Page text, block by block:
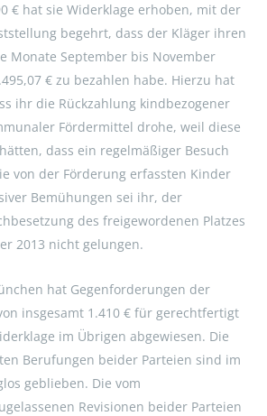
€ hat sie Widerklage erhoben, mit der
begehrt, dass der Kläger ihren
Monate September bis November
€ zu bezahlen habe. Hierzu hat
ihr die Rückzahlung kindbezogener
Fördermittel drohe, weil diese
dass ein regelmäßiger Besuch
von der Förderung erfassten Kinder
Bemühungen sei ihr, der
des freigewordenen Platzes
2013 nicht gelungen.
hat Gegenforderungen der
insgesamt 1.410 € für gerechtfertigt
im Übrigen abgewiesen. Die
Berufungen beider Parteien sind im
geblieben. Die vom
Revisionen beider Parteien